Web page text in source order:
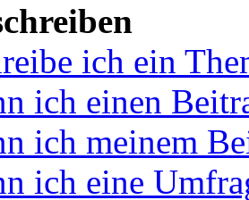
ich ein
ich einen
ich meinem
ich eine